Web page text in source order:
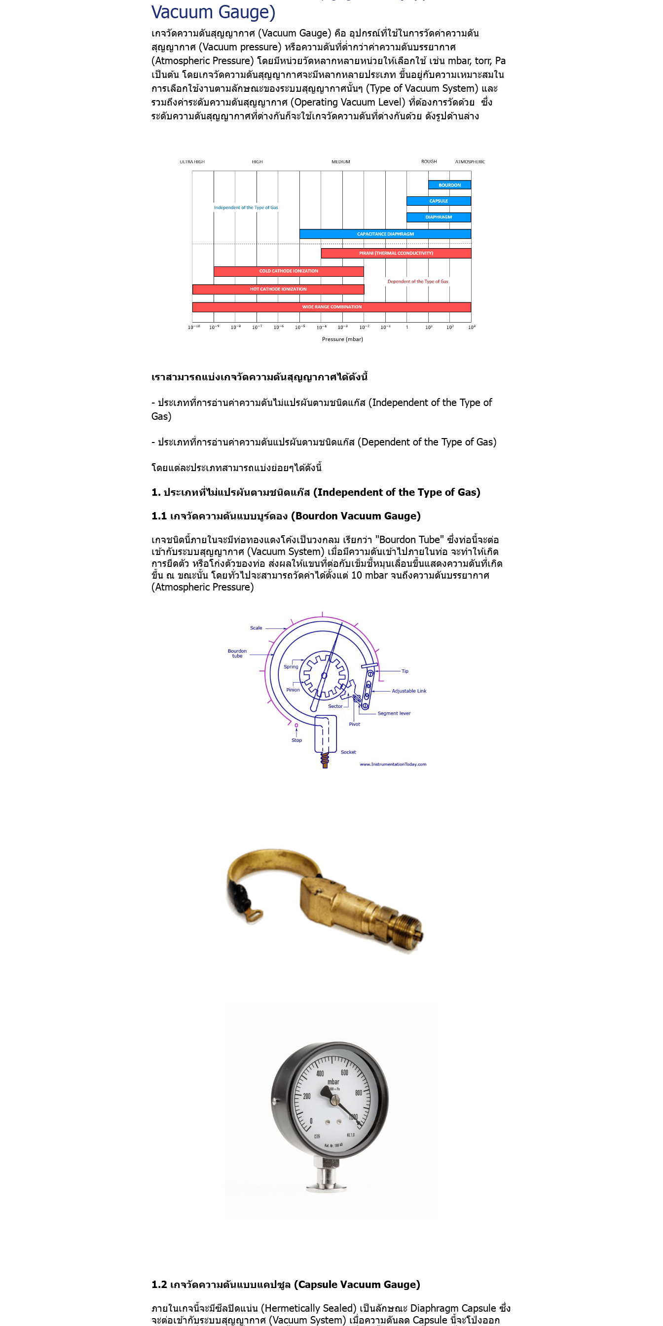
Vacuum Gauge)
เกจวัดความดันสุญญากาศ (Vacuum Gauge) คือ อุปกรณ์ที่ใช้ในการวัดค่าความดัน
สุญญากาศ (Vacuum pressure) หรือความดันที่ต่ำกว่าค่าความดันบรรยากาศ
(Atmospheric Pressure) โดยมีหน่วยวัดหลากหลายหน่วยให้เลือกใช้ เช่น mbar, torr, Pa
เป็นต้น โดยเกจวัดความดันสุญญากาศจะมีหลากหลายประเภท ขึ้นอยู่กับความเหมาะสมใน
การเลือกใช้งานตามลักษณะของระบบสุญญากาศนั้นๆ (Type of Vacuum System) และ
รวมถึงค่าระดับความดันสุญญากาศ (Operating Vacuum Level) ที่ต้องการวัดด้วย ซึ่ง
ระดับความดันสุญญากาศที่ต่างกันก็จะใช้เกจวัดความดันที่ต่างกันด้วย ดังรูปด้านล่าง
เราสามารถแบ่งเกจวัดความดันสุญญากาศได้ดังนี้
- ประเภทที่การอ่านค่าความดันไม่แปรผันตามชนิดแก๊ส (Independent of the Type of
Gas)
- ประเภทที่การอ่านค่าความดันแปรผันตามชนิดแก๊ส (Dependent of the Type of Gas)
โดยแต่ละประเภทสามารถแบ่งย่อยๆได้ดังนี้
1. ประเภทที่ไม่แปรผันตามชนิดแก๊ส (Independent of the Type of Gas)
1.1 เกจวัดความดันแบบบูร์ดอง (Bourdon Vacuum Gauge)
เกจชนิดนี้ภายในจะมีท่อทองแดงโค้งเป็นวงกลม เรียกว่า "Bourdon Tube" ซึ่งท่อนี้จะต่อ
เข้ากับระบบสุญญากาศ (Vacuum System) เมื่อมีความดันเข้าไปภายในท่อ จะทำให้เกิด
การยืดตัว หรือโก่งตัวของท่อ ส่งผลให้แขนที่ต่อกับเข็มชี้หมุนเลื่อนขึ้นแสดงความดันที่เกิด
ขึ้น ณ ขณะนั้น โดยทั่วไปจะสามารถวัดค่าได้ตั้งแต่ 10 mbar จนถึงความดันบรรยากาศ
(Atmospheric Pressure)
1.2 เกจวัดความดันแบบแคปซูล (Capsule Vacuum Gauge)
ภายในเกจนี้จะมีซีลปิดแน่น (Hermetically Sealed) เป็นลักษณะ Diaphragm Capsule ซึ่ง
จะต่อเข้ากับระบบสุญญากาศ (Vacuum System) เมื่อความดันลด Capsule นี้จะโป่งออก